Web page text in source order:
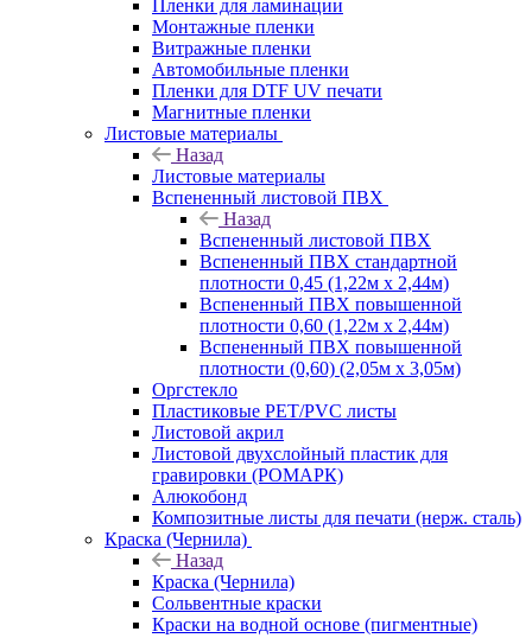
Пленки для ламинации
Монтажные пленки
Витражные пленки
Автомобильные пленки
Пленки для DTF UV печати
Магнитные пленки
Листовые материалы
Назад
Листовые материалы
Вспененный листовой ПВХ
Назад
Вспененный листовой ПВХ
Вспененный ПВХ стандартной
плотности 0,45 (1,22м х 2,44м)
Вспененный ПВХ повышенной
плотности 0,60 (1,22м х 2,44м)
Вспененный ПВХ повышенной
плотности (0,60) (2,05м х 3,05м)
Оргстекло
Пластиковые PET/PVC листы
Листовой акрил
Листовой двухслойный пластик для
гравировки (РОМАРК)
Алюкобонд
Композитные листы для печати (нерж. сталь)
Краска (Чернила)
Назад
Краска (Чернила)
Сольвентные краски
Краски на водной основе (пигментные)